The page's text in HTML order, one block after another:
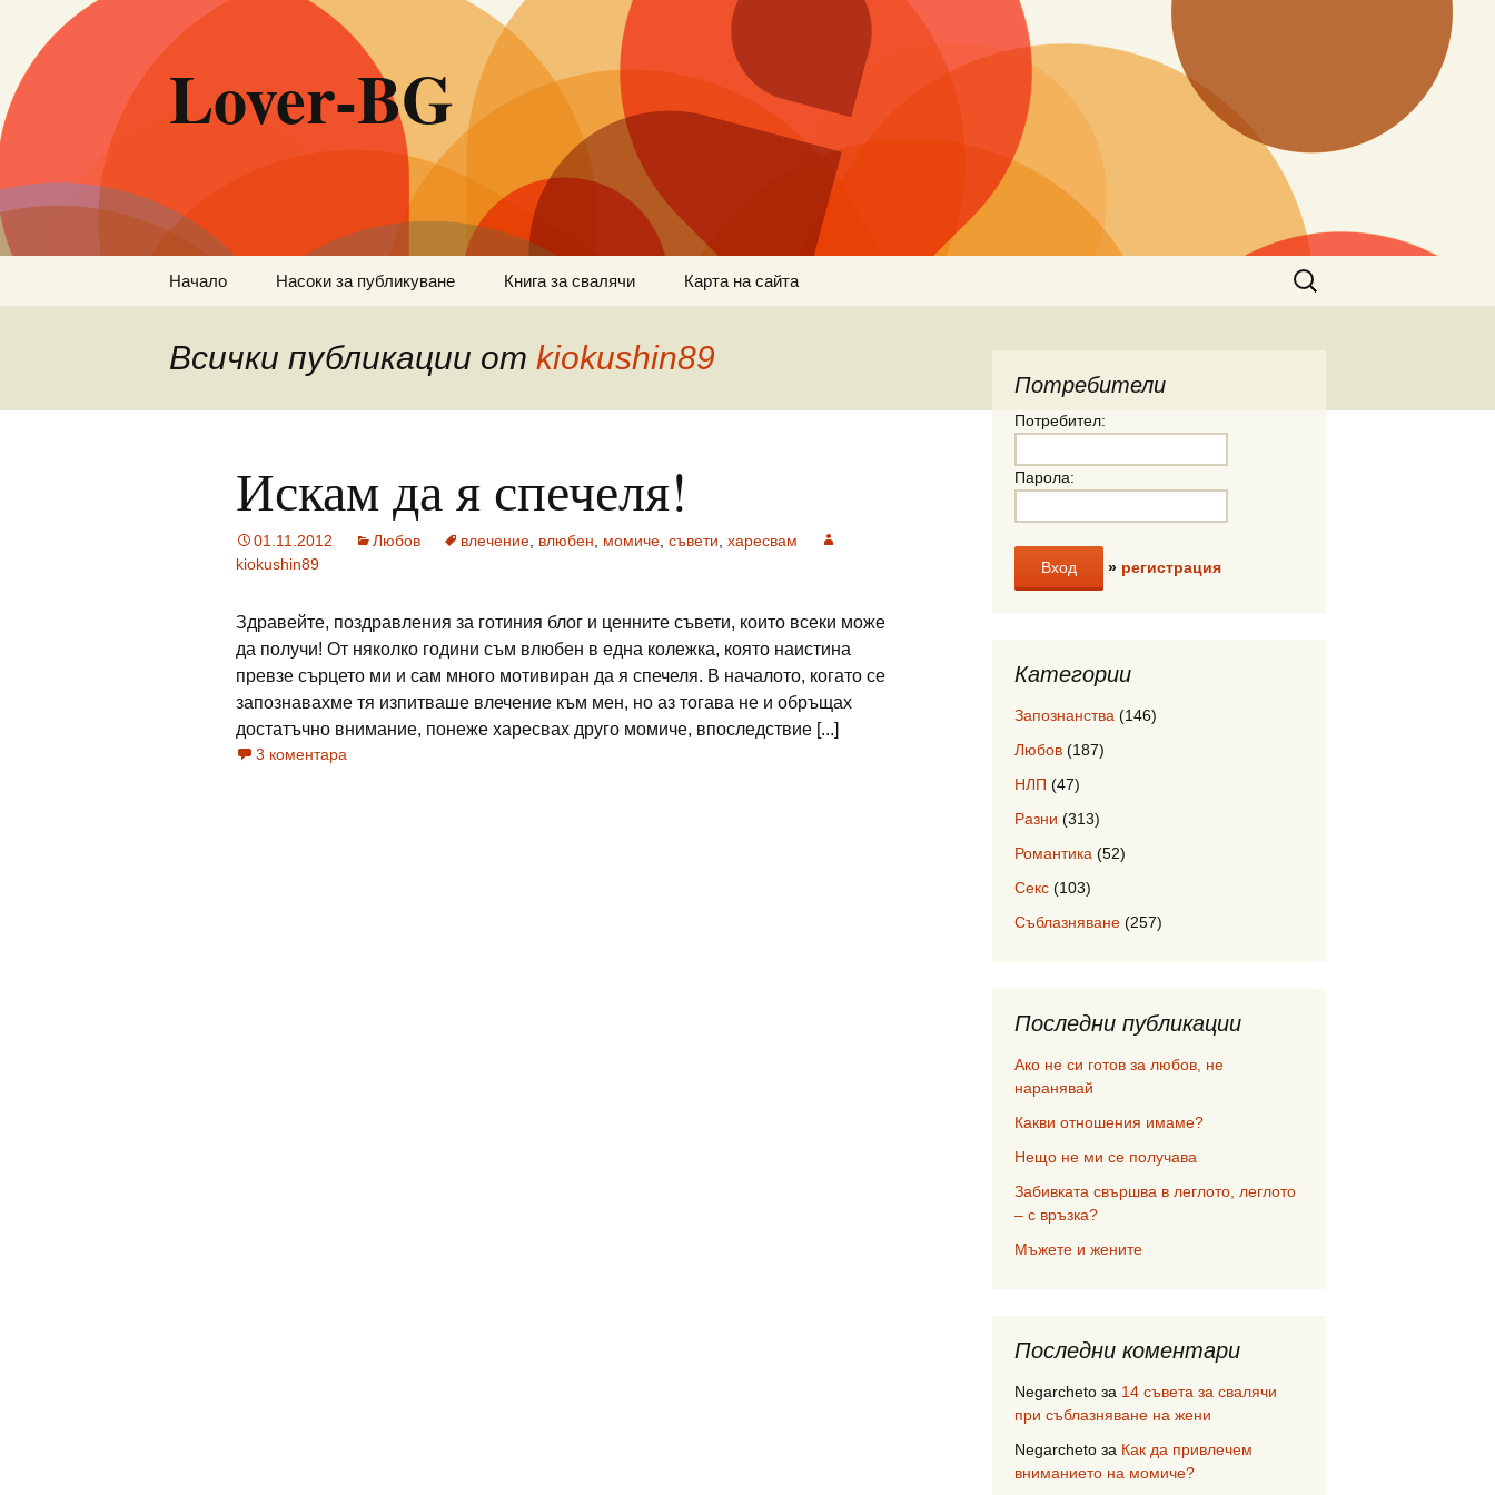
Lover-BG
Начало Насоки за публикуване Книга за свалячи Карта на сайта
Търсене
за:
Всички публикации от kiokushin89
Искам да я спечеля!
01.11.2012 Любов влечение влюбен момиче съвети харесвам
kiokushin89
Здравейте, поздравления за готиния блог и ценните съвети, които всеки може
да получи! От няколко години съм влюбен в една колежка, която наистина
превзе сърцето ми и сам много мотивиран да я спечеля. В началото, когато се
запознавахме тя изпитваше влечение към мен, но аз тогава не и обръщах
достатъчно внимание, понеже харесвах друго момиче, впоследствие [...]
3 коментара
Потребители
Потребител:
Парола:
» регистрация
Категории
Запознанства (146)
Любов (187)
НЛП (47)
Разни (313)
Романтика (52)
Секс (103)
Съблазняване (257)
Последни публикации
Ако не си готов за любов, не
наранявай
Какви отношения имаме?
Нещо не ми се получава
Забивката свършва в леглото, леглото
– с връзка?
Мъжете и жените
Последни коментари
Negarcheto за 14 съвета за свалячи
при съблазняване на жени
Negarcheto за Как да привлечем
вниманието на момиче?